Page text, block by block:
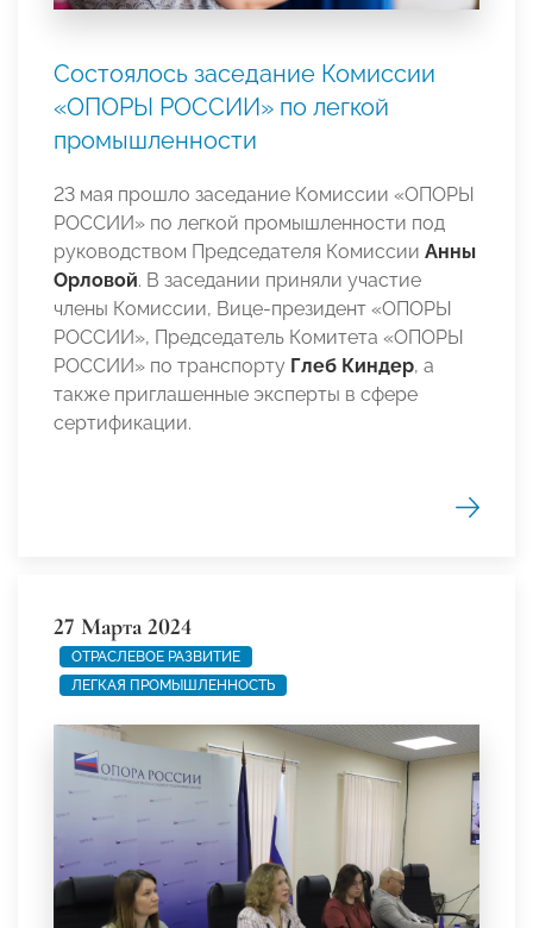
Состоялось заседание Комиссии
«ОПОРЫ РОССИИ» по легкой
промышленности
23 мая прошло заседание Комиссии «ОПОРЫ
РОССИИ» по легкой промышленности под
руководством Председателя Комиссии Анны
Орловой. В заседании приняли участие
члены Комиссии, Вице-президент «ОПОРЫ
РОССИИ», Председатель Комитета «ОПОРЫ
РОССИИ» по транспорту Глеб Киндер, а
также приглашенные эксперты в сфере
сертификации.
27 Марта 2024
ОТРАСЛЕВОЕ РАЗВИТИЕ
ЛЕГКАЯ ПРОМЫШЛЕННОСТЬ